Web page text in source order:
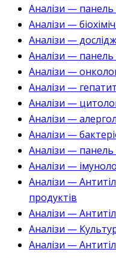
Аналізи — панель
Аналізи —
Аналізи —
Аналізи —
Аналізи —
Аналізи —
Аналізи —
Аналізи —
Аналізи —
Аналізи — панель
Аналізи —
Аналізи —
продуктів
Аналізи —
Аналізи —
Аналізи —